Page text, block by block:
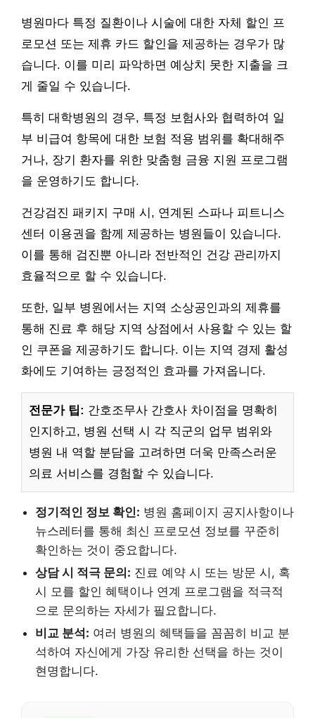
병원마다 특정 질환이나 시술에 대한 자체 할인 프
로모션 또는 제휴 카드 할인을 제공하는 경우가 많
습니다. 이를 미리 파악하면 예상치 못한 지출을 크
게 줄일 수 있습니다.
특히 대학병원의 경우, 특정 보험사와 협력하여 일
부 비급여 항목에 대한 보험 적용 범위를 확대해주
거나, 장기 환자를 위한 맞춤형 금융 지원 프로그램
을 운영하기도 합니다.
건강검진 패키지 구매 시, 연계된 스파나 피트니스
센터 이용권을 함께 제공하는 병원들이 있습니다.
이를 통해 검진뿐 아니라 전반적인 건강 관리까지
효율적으로 할 수 있습니다.
또한, 일부 병원에서는 지역 소상공인과의 제휴를
통해 진료 후 해당 지역 상점에서 사용할 수 있는 할
인 쿠폰을 제공하기도 합니다. 이는 지역 경제 활성
화에도 기여하는 긍정적인 효과를 가져옵니다.
전문가 팁: 간호조무사 간호사 차이점을 명확히
인지하고, 병원 선택 시 각 직군의 업무 범위와
병원 내 역할 분담을 고려하면 더욱 만족스러운
의료 서비스를 경험할 수 있습니다.
정기적인 정보 확인: 병원 홈페이지 공지사항이나
뉴스레터를 통해 최신 프로모션 정보를 꾸준히
확인하는 것이 중요합니다.
상담 시 적극 문의: 진료 예약 시 또는 방문 시, 혹
시 모를 할인 혜택이나 연계 프로그램을 적극적
으로 문의하는 자세가 필요합니다.
비교 분석: 여러 병원의 혜택들을 꼼꼼히 비교 분
석하여 자신에게 가장 유리한 선택을 하는 것이
현명합니다.